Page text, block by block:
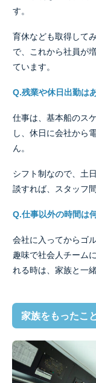
す。
育休なども取得して
で、これから社員が
ています。
Q.残業や休日出勤は
仕事は、基本船のス
し、休日に会社から
ん。
シフト制なので、土
談すれば、スタッフ
Q.仕事以外の時間は
会社に入ってからゴ
趣味で社会人チーム
れる時は、家族と一
家族をもったこ